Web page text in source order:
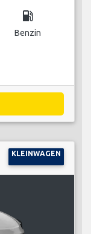
local_gas_station
Benzin
KLEINWAGEN